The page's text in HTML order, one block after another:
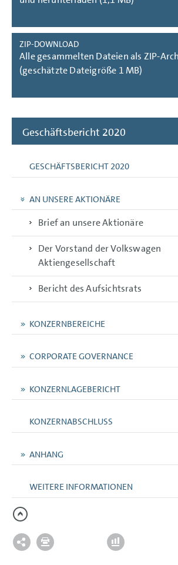
ZIP-DOWNLOAD
Alle gesammelten Dateien als ZIP-
(geschätzte Dateigröße 1 MB)
Geschäftsbericht 2020
GESCHÄFTSBERICHT 2020
AN UNSERE AKTIONÄRE
Brief an unsere Aktionäre
Der Vorstand der Volkswagen
Aktiengesellschaft
Bericht des Aufsichtsrats
KONZERNBEREICHE
CORPORATE GOVERNANCE
KONZERNLAGEBERICHT
KONZERNABSCHLUSS
ANHANG
WEITERE INFORMATIONEN